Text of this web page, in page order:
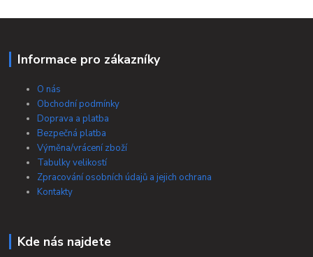
Informace pro zákazníky
O nás
Obchodní podmínky
Doprava a platba
Bezpečná platba
Výměna/vrácení zboží
Tabulky velikostí
Zpracování osobních údajů a jejich ochrana
Kontakty
Kde nás najdete